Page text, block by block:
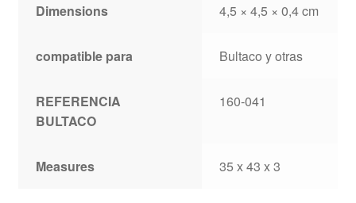
Dimensions 4,5 × 4,5 × 0,4 cm
compatible para Bultaco y otras
REFERENCIA
BULTACO
160-041
Measures 35 x 43 x 3